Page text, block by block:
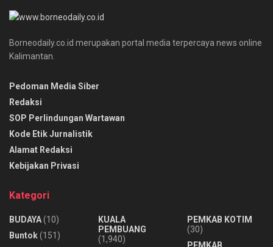
Borneodaily.co.id merupakan portal media terpercaya news online
Kalimantan.
Pedoman Media Siber
Redaksi
SOP Perlindungan Wartawan
Kode Etik Jurnalistik
Alamat Redaksi
Kebijakan Privasi
Kategori
BUDAYA(10)
Buntok(151)
KUALA
PEMBUANG
(1,940)
PEMKAB KOTIM
(30)
PEMKAB